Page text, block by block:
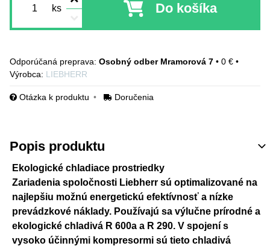
ks Do košíka
Osobný odber Mramorová 7 • 0 € •
Výrobca: LIEBHERR
Otázka k produktu Doručenia
Popis produktu
Ekologické chladiace prostriedky
Zariadenia spoločnosti Liebherr sú optimalizované na
najlepšiu možnú energetickú efektívnosť a nízke
prevádzkové náklady. Používajú sa výlučne prírodné a
ekologické chladivá R 600a a R 290. V spojení s
vysoko účinnými kompresormi sú tieto chladivá